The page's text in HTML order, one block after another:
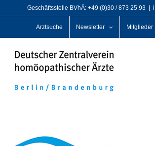
springen
Geschäftsstelle BVhÄ: +49 (0)30 / 873 25 93
Arztsuche Newsletter Mitglieder